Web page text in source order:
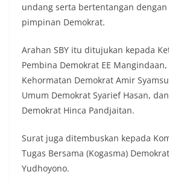
undang serta bertentangan dengan
pimpinan Demokrat.
Arahan SBY itu ditujukan kepada
Pembina Demokrat EE
Kehormatan Demokrat Amir
Umum Demokrat Syarief Hasan,
Demokrat Hinca Pandjaitan.
Surat juga ditembuskan kepada
Tugas Bersama (Kogasma)
Yudhoyono.